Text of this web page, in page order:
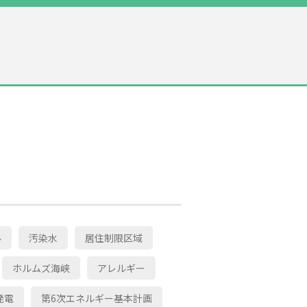
汚染水 居住制限区域
ホルムズ海峡 アレルギー
電 第6次エネルギー基本計画